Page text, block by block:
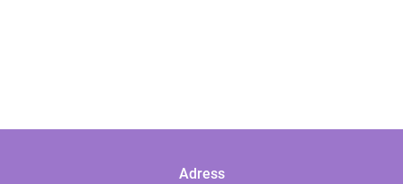
Adress